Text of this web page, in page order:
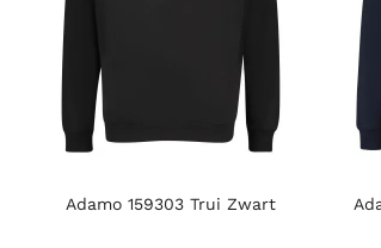
Adamo 159303 Trui Zwart